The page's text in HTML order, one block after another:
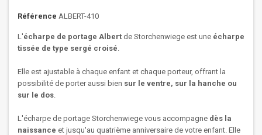
Référence ALBERT-410
L'écharpe de portage Albert de Storchenwiege est une écharpe
tissée de type sergé croisé.
Elle est ajustable à chaque enfant et chaque porteur, offrant la
possibilité de porter aussi bien sur le ventre, sur la hanche ou
sur le dos.
L'écharpe de portage Storchenwiege vous accompagne dès la
naissance et jusqu'au quatrième anniversaire de votre enfant. Elle